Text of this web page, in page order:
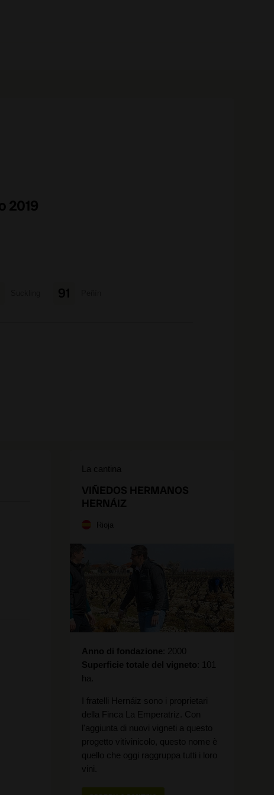
2019
91
La cantina
VIÑEDOS HERMANOS
HERNÁIZ
Rioja
Anno di fondazione
2000
Superficie totale del vigneto
101
ha.
I fratelli Hernáiz sono i proprietari
della Finca La Emperatriz. Con
l'aggiunta di nuovi vigneti a questo
progetto vitivinicolo, questo nome è
quello che oggi raggruppa tutti i loro
vini.